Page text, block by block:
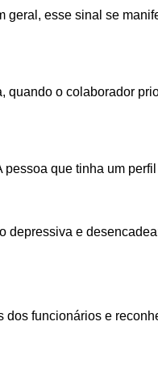
esse sinal se
o colaborador
que tinha um
e
funcionários e